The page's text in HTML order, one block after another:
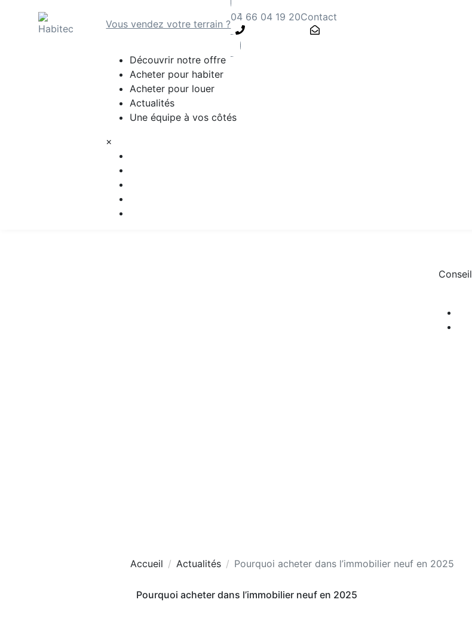
Vous vendez votre terrain ?
04 66 04 19 20Contact
Découvrir notre offre
Acheter pour habiter
Acheter pour louer
Actualités
Une équipe à vos côtés
×
Conseil
Accueil Actualités Pourquoi acheter dans l’immobilier neuf en 2025
Pourquoi acheter dans l’immobilier neuf en 2025